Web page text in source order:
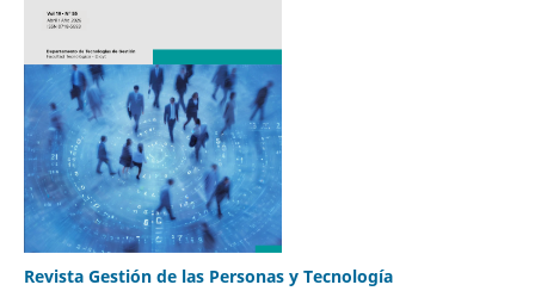
Revista Gestión de las Personas y Tecnología